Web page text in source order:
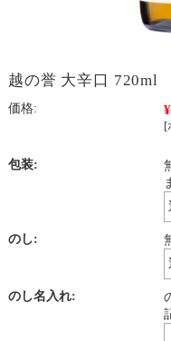
越の誉 大辛口 720ml
価格:
[
包装:
のし:
のし名入れ: